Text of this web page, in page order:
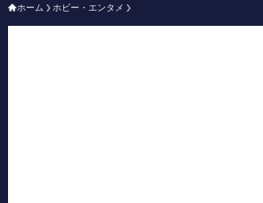
ホーム ホビー・エンタメ